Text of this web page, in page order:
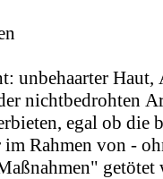
unbehaarter Haut,
nichtbedrohten
egal ob die
im Rahmen von -